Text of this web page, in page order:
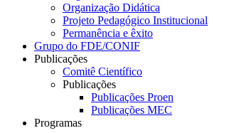
Organização Didática
Projeto Pedagógico Institucional
Permanência e êxito
Grupo do FDE/CONIF
Publicações
Comitê Científico
Publicações
Publicações Proen
Publicações MEC
Programas